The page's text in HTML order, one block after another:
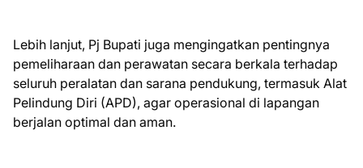
Lebih lanjut, Pj Bupati juga mengingatkan pentingnya
pemeliharaan dan perawatan secara berkala terhadap
seluruh peralatan dan sarana pendukung, termasuk Alat
Pelindung Diri (APD), agar operasional di lapangan
berjalan optimal dan aman.